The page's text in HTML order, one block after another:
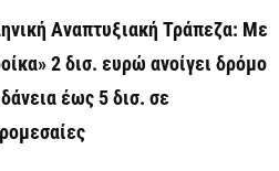
Αναπτυξιακή Τράπεζα: Με
2 δισ. ευρώ ανοίγει δρόμο
έως 5 δισ. σε